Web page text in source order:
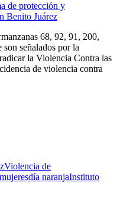
de protección y
Benito Juárez
68, 92, 91, 200,
señalados por la
la Violencia Contra las
de violencia contra
Violencia de
mujeresdía naranjaInstituto